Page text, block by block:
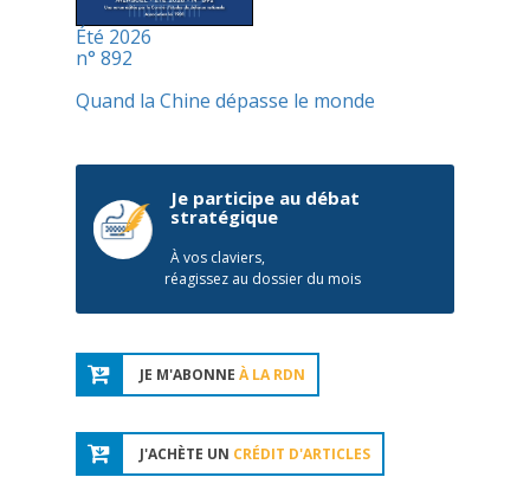
Été 2026
n° 892
Quand la Chine dépasse le monde
Je participe au débat
stratégique
À vos claviers,
réagissez au dossier du mois
JE M'ABONNE À LA RDN
J'ACHÈTE UN CRÉDIT D'ARTICLES